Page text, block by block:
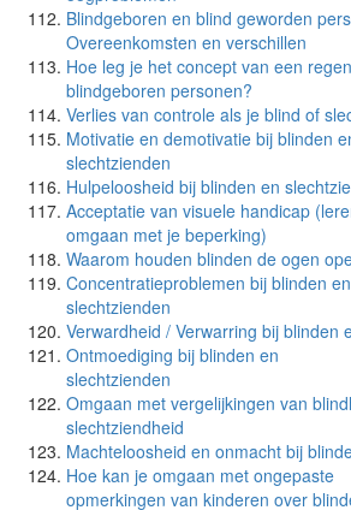
Blindgeboren en blind geworden
Overeenkomsten en verschillen
Hoe leg je het concept van een
blindgeboren personen?
Verlies van controle als je blind of
Motivatie en demotivatie bij blinden
slechtzienden
Hulpeloosheid bij blinden en
Acceptatie van visuele handicap
omgaan met je beperking)
Waarom houden blinden de ogen
Concentratieproblemen bij blinden en
slechtzienden
Verwardheid / Verwarring bij blinden
Ontmoediging bij blinden en
slechtzienden
Omgaan met vergelijkingen van
slechtziendheid
Machteloosheid en onmacht bij
Hoe kan je omgaan met ongepaste
opmerkingen van kinderen over